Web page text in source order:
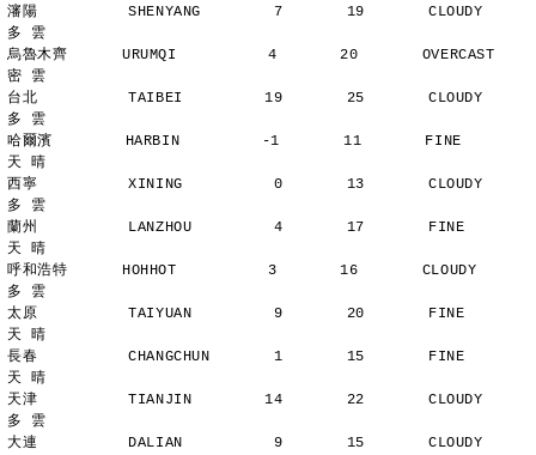
瀋陽          SHENYANG        7       19       CLOUDY
多 雲
烏魯木齊      URUMQI          4       20       OVERCAST
密 雲
台北          TAIBEI         19       25       CLOUDY
多 雲
哈爾濱        HARBIN         -1       11       FINE
天 晴
西寧          XINING          0       13       CLOUDY
多 雲
蘭州          LANZHOU         4       17       FINE
天 晴
呼和浩特      HOHHOT          3       16       CLOUDY
多 雲
太原          TAIYUAN         9       20       FINE
天 晴
長春          CHANGCHUN       1       15       FINE
天 晴
天津          TIANJIN        14       22       CLOUDY
多 雲
大連          DALIAN          9       15       CLOUDY